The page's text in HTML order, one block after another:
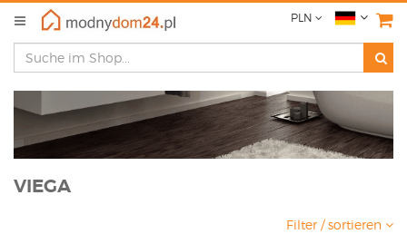
PLN
VIEGA
Filter / sortieren